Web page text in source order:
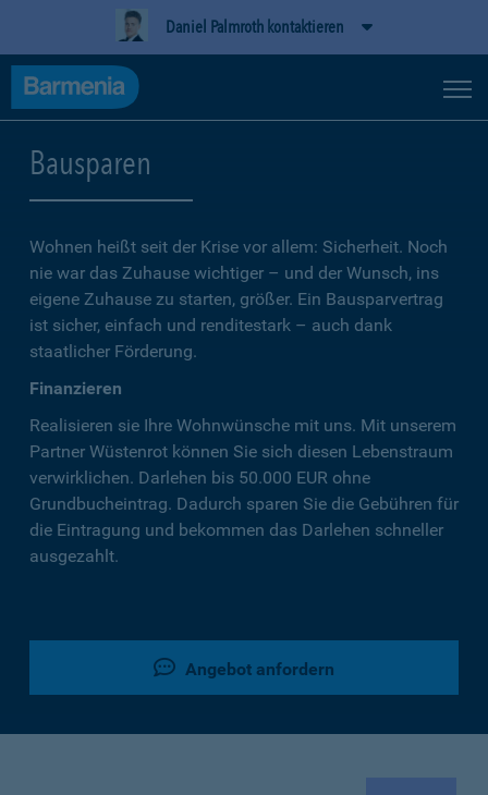
Daniel Palmroth kontaktieren
Bausparen
Wohnen heißt seit der Krise vor allem: Sicherheit. Noch
nie war das Zuhause wichtiger – und der Wunsch, ins
eigene Zuhause zu starten, größer. Ein Bausparvertrag
ist sicher, einfach und renditestark – auch dank
staatlicher Förderung.
Finanzieren
Realisieren sie Ihre Wohnwünsche mit uns. Mit unserem
Partner Wüstenrot können Sie sich diesen Lebenstraum
verwirklichen. Darlehen bis 50.000 EUR ohne
Grundbucheintrag. Dadurch sparen Sie die Gebühren für
die Eintragung und bekommen das Darlehen schneller
ausgezahlt.
Angebot anfordern